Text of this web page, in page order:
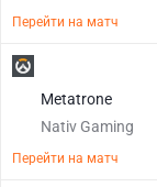
Перейти на матч
Metatrone
Nativ Gaming
Перейти на матч